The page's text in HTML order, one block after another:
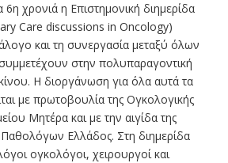
χρονιά η Επιστημονική διημερίδα
Care discussions in Oncology)
και τη συνεργασία μεταξύ όλων
στην πολυπαραγοντική
Η διοργάνωση για όλα αυτά τα
με πρωτοβουλία της Ογκολογικής
Μητέρα και με την αιγίδα της
Ελλάδος. Στη διημερίδα
ογκολόγοι, χειρουργοί και